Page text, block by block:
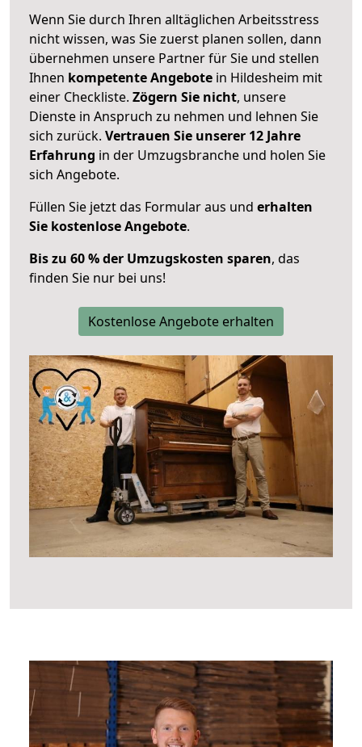
Wenn Sie durch Ihren alltäglichen Arbeitsstress
nicht wissen, was Sie zuerst planen sollen, dann
übernehmen unsere Partner für Sie und stellen
Ihnen kompetente Angebote in Hildesheim mit
einer Checkliste. Zögern Sie nicht, unsere
Dienste in Anspruch zu nehmen und lehnen Sie
sich zurück. Vertrauen Sie unserer 12 Jahre
Erfahrung in der Umzugsbranche und holen Sie
sich Angebote.
Füllen Sie jetzt das Formular aus und erhalten
Sie kostenlose Angebote.
Bis zu 60 % der Umzugskosten sparen, das
finden Sie nur bei uns!
Kostenlose Angebote erhalten